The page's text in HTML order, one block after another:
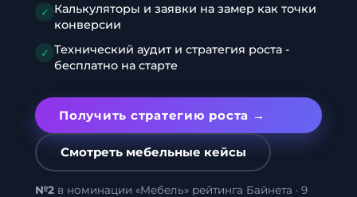
✓ Калькуляторы и заявки на замер как точки
конверсии
✓ Технический аудит и стратегия роста -
бесплатно на старте
Получить стратегию роста →
Смотреть мебельные кейсы
№2 в номинации «Мебель» рейтинга Байнета · 9